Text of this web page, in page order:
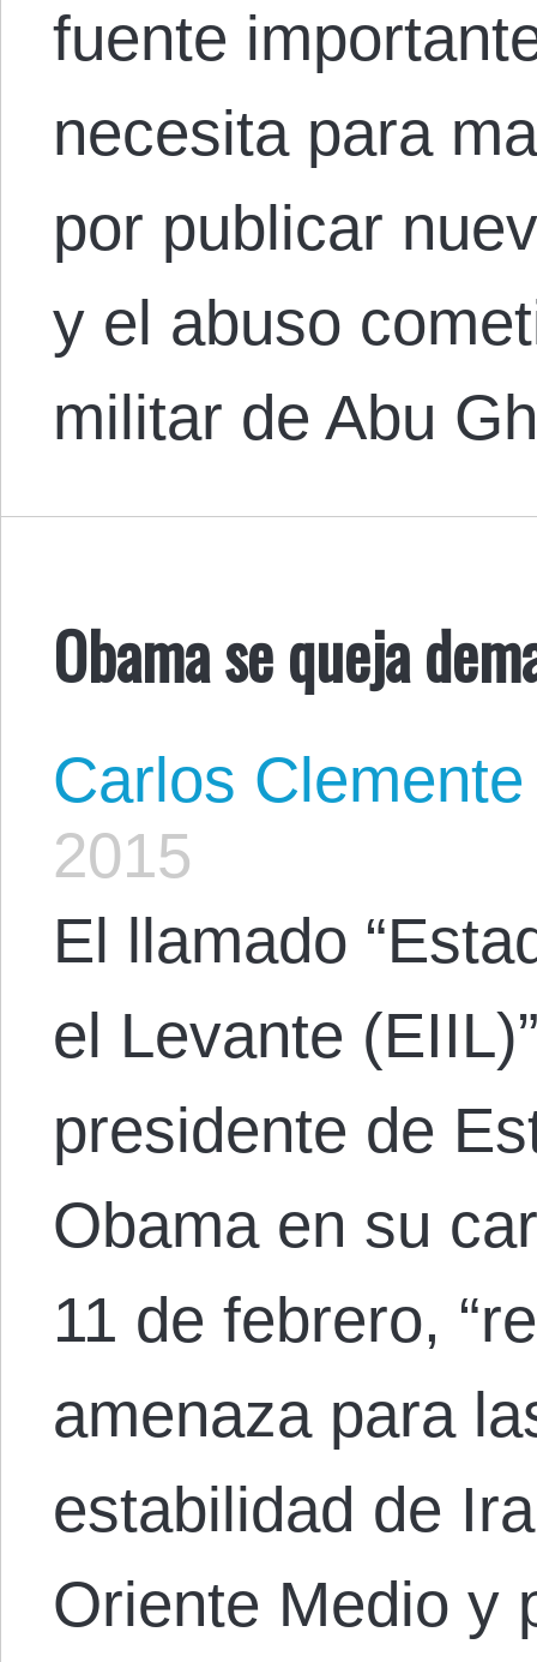
fuente
necesita para
por publicar
y el abuso
militar de Abu
Obama se queja
Carlos Clemente
2015
El llamado
el Levante
presidente de
Obama en su
11 de febrero,
amenaza para
estabilidad de
Oriente Medio y